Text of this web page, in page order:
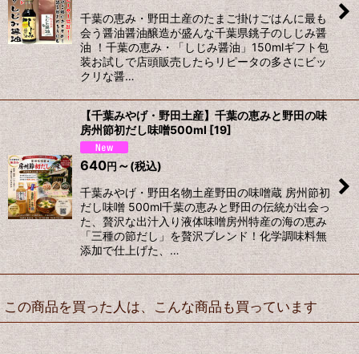
千葉の恵み・野田土産のたまご掛けごはんに最も
会う醤油醤油醸造が盛んな千葉県銚子のしじみ醤
油 ！千葉の恵み・「しじみ醤油」150mlギフト包
装お試しで店頭販売したらリピータの多さにビッ
クリな醤…
【千葉みやげ・野田土産】千葉の恵みと野田の味
房州節初だし味噌500ml [19]
640円～(税込)
千葉みやげ・野田名物土産野田の味噌蔵 房州節初
だし味噌 500ml千葉の恵みと野田の伝統が出会っ
た、贅沢な出汁入り液体味噌房州特産の海の恵み
「三種の節だし」を贅沢ブレンド！化学調味料無
添加で仕上げた、…
この商品を買った人は、こんな商品も買っています